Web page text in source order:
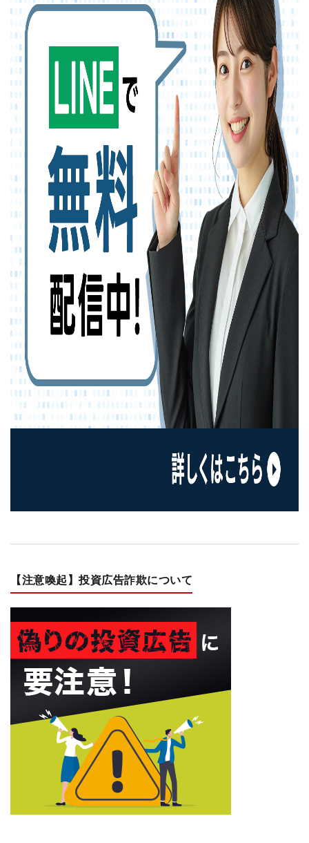
【注意喚起】投資広告詐欺について